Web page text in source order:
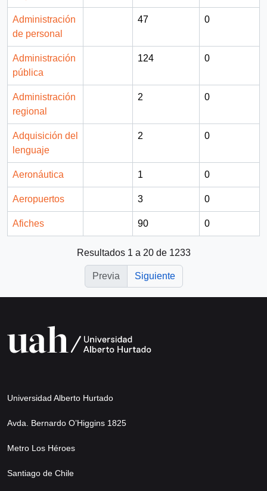
Administración
de personal
47 0
Administración
pública
124 0
Administración
regional
2 0
Adquisición del
lenguaje
2 0
Aeronáutica 1 0
Aeropuertos 3 0
Afiches 90 0
Resultados 1 a 20 de 1233
Previa Siguiente
Universidad Alberto Hurtado
Avda. Bernardo O’Higgins 1825
Metro Los Héroes
Santiago de Chile